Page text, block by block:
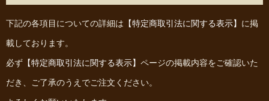
下記の各項目についての詳細は 【特定商取引法に関する表示】 に掲
載しております。
必ず 【特定商取引法に関する表示】 ページの掲載内容をご確認いた
だき、ご了承のうえでご注文ください。